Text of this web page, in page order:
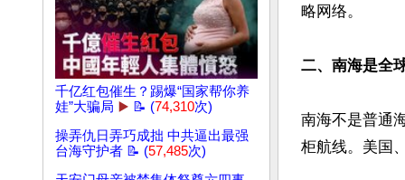
千亿红包催生？踢爆“国家帮你养
娃”大骗局 ▶️ 📝 (74,310次)
操弄仇日弄巧成拙 中共逼出最强
台海守护者 📝 (57,485次)
略网络。
二、南海是全
南海不是普通
柜航线。美国